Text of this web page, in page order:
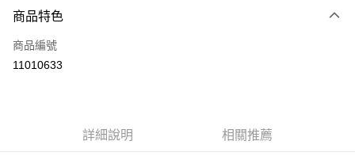
信用卡一次付款
LINE Pay
商品特色
商品編號
11010633
詳細說明 相關推薦